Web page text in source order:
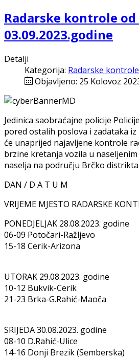
Radarske kontrole od
03.09.2023.godine
Detalji
Kategorija: Radarske kontrole
Objavljeno: 25 Kolovoz
Jedinica saobraćajne policije
pored ostalih poslova i zadataka
će unaprijed najavljene kontrole
brzine kretanja vozila u
naselja na području Brčko
DAN / D A T U M
VRIJEME MJESTO RADARSKE
PONEDJELJAK 28.08.2023. godine
06-09 Potočari-Ražljevo
15-18 Cerik-Arizona
UTORAK 29.08.2023. godine
10-12 Bukvik-Cerik
21-23 Brka-G.Rahić-Maoča
SRIJEDA 30.08.2023. godine
08-10 D.Rahić-Ulice
14-16 Donji Brezik (Semberska)